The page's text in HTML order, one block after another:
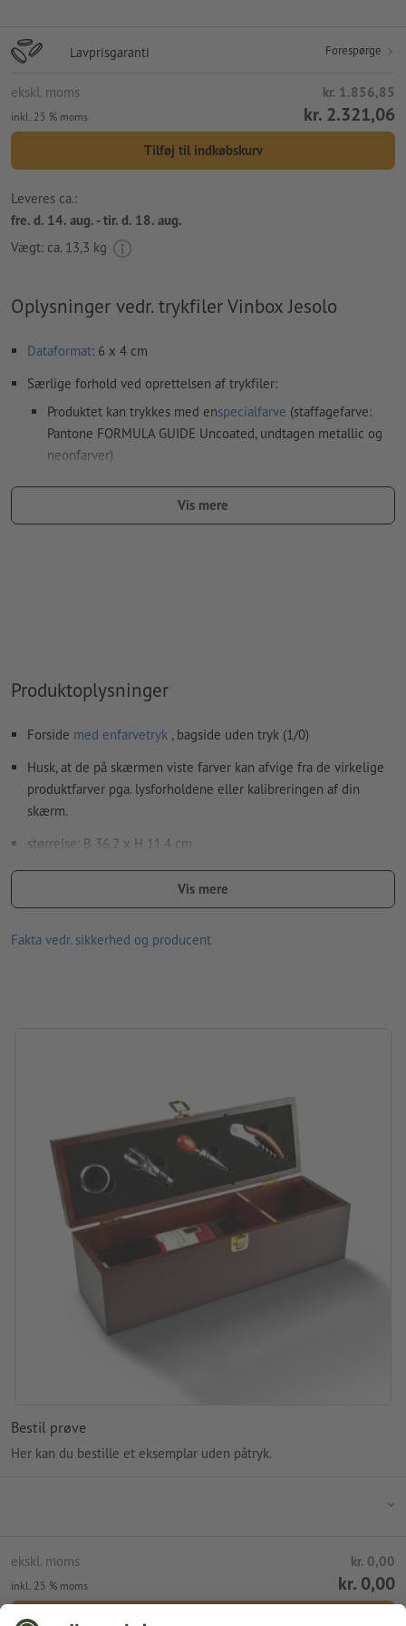
Lavprisgaranti Forespørge
ekskl. moms kr. 1.856,85
inkl. 25 % moms kr. 2.321,06
Tilføj til indkøbskurv
Leveres ca.:
fre. d. 14. aug. - tir. d. 18. aug.
Vægt: ca. 13,3 kg
Oplysninger vedr. trykfiler Vinbox Jesolo
Dataformat: 6 x 4 cm
Særlige forhold ved oprettelsen af trykfiler:
Produktet kan trykkes med enspecialfarve (staffagefarve:
Pantone FORMULA GUIDE Uncoated, undtagen metallic og
neonfarver)
Hvis dertrykkes med hvid farvekan det ske, at
bærematerialet skinner igennem
Hvordan opretter jeg udskriftsdata korrekt?
Vis mere
Produktoplysninger
Forside med enfarvetryk , bagside uden tryk (1/0)
Husk, at de på skærmen viste farver kan afvige fra de virkelige
produktfarver pga. lysforholdene eller kalibreringen af din
skærm.
størrelse: B 36,2 x H 11,4 cm
Materiale: træ
Information: Tjenerkniv, drypring, flaskelukning af metal,
Vis mere
Fakta vedr. sikkerhed og producent
Bestil prøve
Her kan du bestille et eksemplar uden påtryk.
ekskl. moms kr. 0,00
inkl. 25 % moms kr. 0,00